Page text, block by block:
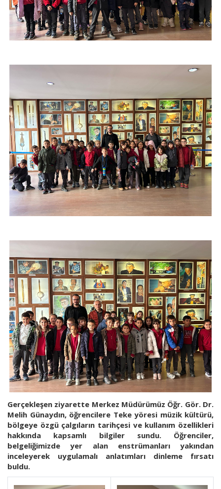
Gerçekleşen ziyarette Merkez Müdürümüz Öğr. Gör. Dr.
Melih Günaydın, öğrencilere Teke yöresi müzik kültürü,
bölgeye özgü çalgıların tarihçesi ve kullanım özellikleri
hakkında kapsamlı bilgiler sundu. Öğrenciler,
belgeliğimizde yer alan enstrümanları yakından
inceleyerek uygulamalı anlatımları dinleme fırsatı
buldu.